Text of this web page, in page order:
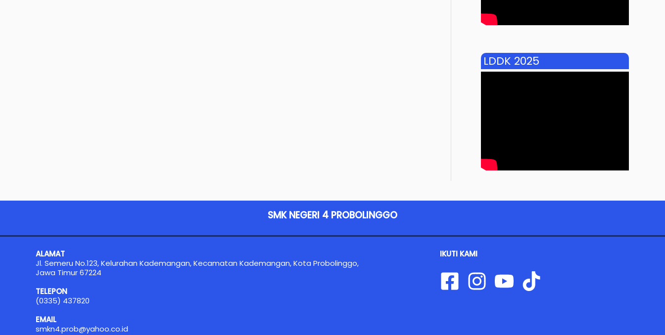
LDDK 2025
SMK NEGERI 4 PROBOLINGGO
ALAMAT
Jl. Semeru No.123, Kelurahan Kademangan, Kecamatan Kademangan, Kota Probolinggo,
Jawa Timur 67224
TELEPON
(0335) 437820
EMAIL
smkn4.prob@yahoo.co.id
IKUTI KAMI